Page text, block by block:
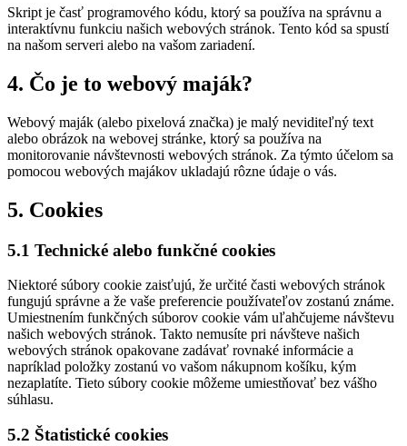
Skript je časť programového kódu, ktorý sa používa na správnu a
interaktívnu funkciu našich webových stránok. Tento kód sa spustí
na našom serveri alebo na vašom zariadení.
4. Čo je to webový maják?
Webový maják (alebo pixelová značka) je malý neviditeľný text
alebo obrázok na webovej stránke, ktorý sa používa na
monitorovanie návštevnosti webových stránok. Za týmto účelom sa
pomocou webových majákov ukladajú rôzne údaje o vás.
5. Cookies
5.1 Technické alebo funkčné cookies
Niektoré súbory cookie zaisťujú, že určité časti webových stránok
fungujú správne a že vaše preferencie používateľov zostanú známe.
Umiestnením funkčných súborov cookie vám uľahčujeme návštevu
našich webových stránok. Takto nemusíte pri návšteve našich
webových stránok opakovane zadávať rovnaké informácie a
napríklad položky zostanú vo vašom nákupnom košíku, kým
nezaplatíte. Tieto súbory cookie môžeme umiestňovať bez vášho
súhlasu.
5.2 Štatistické cookies